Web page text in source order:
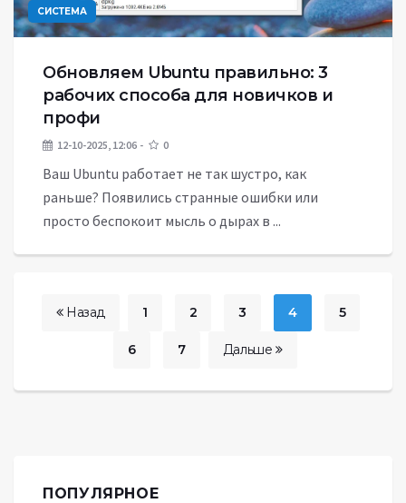
СИСТЕМА
Обновляем Ubuntu правильно: 3
рабочих способа для новичков и
профи
12-10-2025, 12:06 0
Ваш Ubuntu работает не так шустро, как
раньше? Появились странные ошибки или
просто беспокоит мысль о дырах в ...
Назад 1 2 3 4 5
6 7 Дальше
ПОПУЛЯРНОЕ